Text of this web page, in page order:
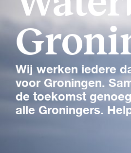
Wij werken iedere
voor Groningen.
de toekomst
alle Groningers.